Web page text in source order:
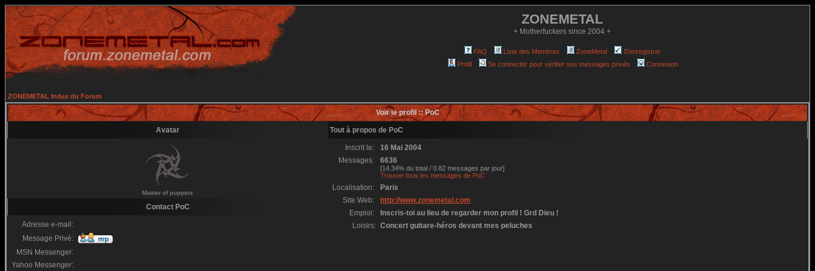
ZONEMETAL
+ Motherfuckers since 2004 +
FAQ Liste des Membres ZoneMetal
S'enregistrer
Profil
Se connecter pour vérifier ses messages privés Connexion
ZONEMETAL Index du Forum
Voir le profil :: PoC
Avatar Tout à propos de PoC
Master of puppets
Inscrit le:
16 Mai 2004
Messages:
6636
[14.34% du total / 0.82 messages par jour]
Trouver tous les messages de PoC
Localisation:
Paris
Site Web:
http://www.zonemetal.com
Emploi:
Inscris-toi au lieu de regarder mon profil ! Grd Dieu !
Loisirs: Concert guitare-héros devant mes peluches
Contact PoC
Adresse e-mail:
Message Privé:
MSN Messenger:
Yahoo Messenger: